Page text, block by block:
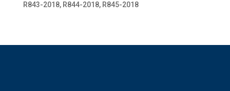
R843-2018, R844-2018, R845-2018